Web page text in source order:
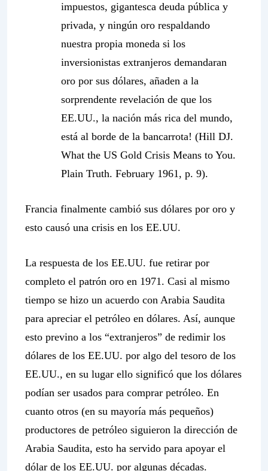
impuestos, gigantesca deuda pública y
privada, y ningún oro respaldando
nuestra propia moneda si los
inversionistas extranjeros demandaran
oro por sus dólares, añaden a la
sorprendente revelación de que los
EE.UU., la nación más rica del mundo,
está al borde de la bancarrota! (Hill DJ.
What the US Gold Crisis Means to You.
Plain Truth. February 1961, p. 9).
Francia finalmente cambió sus dólares por oro y
esto causó una crisis en los EE.UU.
La respuesta de los EE.UU. fue retirar por
completo el patrón oro en 1971. Casi al mismo
tiempo se hizo un acuerdo con Arabia Saudita
para apreciar el petróleo en dólares. Así, aunque
esto previno a los “extranjeros” de redimir los
dólares de los EE.UU. por algo del tesoro de los
EE.UU., en su lugar ello significó que los dólares
podían ser usados para comprar petróleo. En
cuanto otros (en su mayoría más pequeños)
productores de petróleo siguieron la dirección de
Arabia Saudita, esto ha servido para apoyar el
dólar de los EE.UU. por algunas décadas.